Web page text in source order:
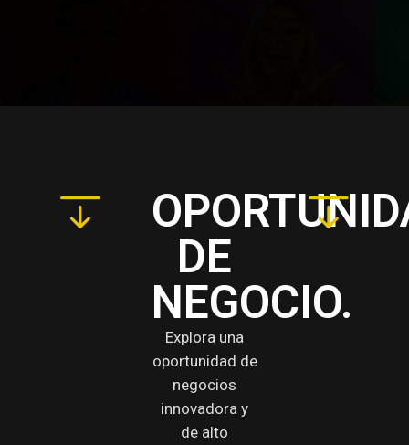
DE
NEGOCIO.
Explora una
oportunidad de
negocios
innovadora y
de alto